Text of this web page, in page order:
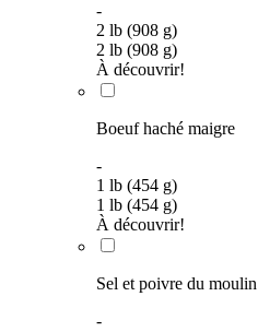
-
2 lb (908 g)
2 lb (908 g)
À découvrir!
Boeuf haché maigre
-
1 lb (454 g)
1 lb (454 g)
À découvrir!
Sel et poivre du moulin
-